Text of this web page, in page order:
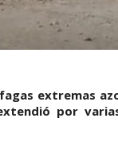
extremas
por